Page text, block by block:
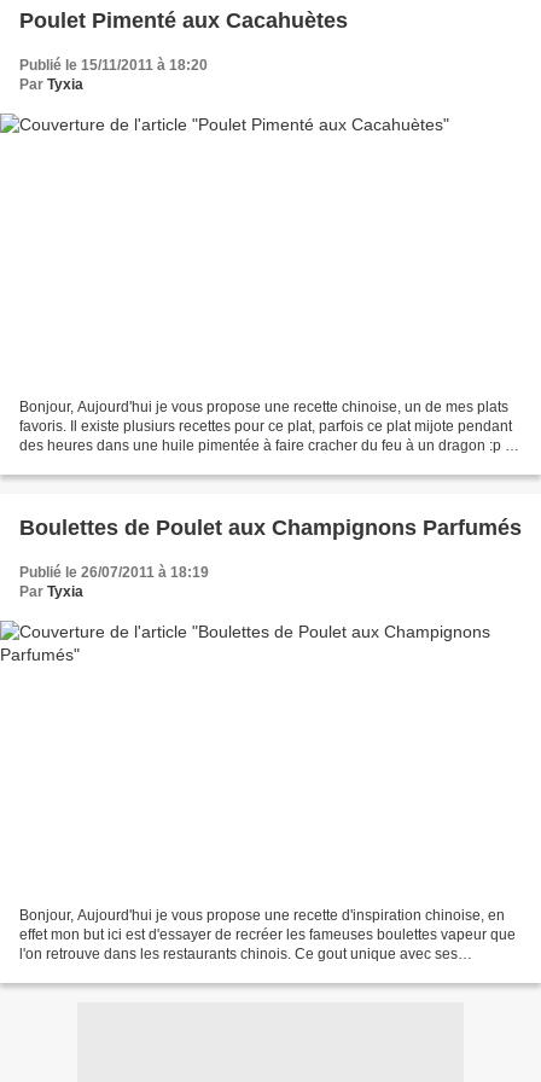
Poulet Pimenté aux Cacahuètes
Publié le 15/11/2011 à 18:20
Par Tyxia
Bonjour, Aujourd'hui je vous propose une recette chinoise, un de mes plats
favoris. Il existe plusiurs recettes pour ce plat, parfois ce plat mijote pendant
des heures dans une huile pimentée à faire cracher du feu à un dragon :p !!
Boulettes de Poulet aux Champignons Parfumés
Publié le 26/07/2011 à 18:19
Par Tyxia
Bonjour, Aujourd'hui je vous propose une recette d'inspiration chinoise, en
effet mon but ici est d'essayer de recréer les fameuses boulettes vapeur que
l'on retrouve dans les restaurants chinois. Ce gout unique avec ses